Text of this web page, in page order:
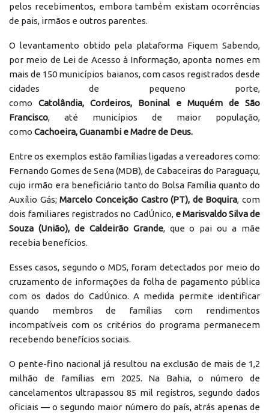
pelos recebimentos, embora também existam ocorrências
de pais, irmãos e outros parentes.
O levantamento obtido pela plataforma Fiquem Sabendo,
por meio de Lei de Acesso à Informação, aponta nomes em
mais de 150 municípios baianos, com casos registrados desde
cidades de pequeno porte,
como Catolândia, Cordeiros, Boninal e Muquém de São
Francisco, até municípios de maior população,
como Cachoeira, Guanambi e Madre de Deus.
Entre os exemplos estão famílias ligadas a vereadores como:
Fernando Gomes de Sena (MDB), de Cabaceiras do Paraguaçu,
cujo irmão era beneficiário tanto do Bolsa Família quanto do
Auxílio Gás;Marcelo Conceição Castro (PT), de Boquira, com
dois familiares registrados no CadÚnico, e Marisvaldo Silva de
Souza (União), de Caldeirão Grande, que o pai ou a mãe
recebia benefícios.
Esses casos, segundo o MDS, foram detectados por meio do
cruzamento de informações da folha de pagamento pública
com os dados do CadÚnico. A medida permite identificar
quando membros de famílias com rendimentos
incompatíveis com os critérios do programa permanecem
recebendo benefícios sociais.
O pente-fino nacional já resultou na exclusão de mais de 1,2
milhão de famílias em 2025. Na Bahia, o número de
cancelamentos ultrapassou 85 mil registros, segundo dados
oficiais — o segundo maior número do país, atrás apenas de